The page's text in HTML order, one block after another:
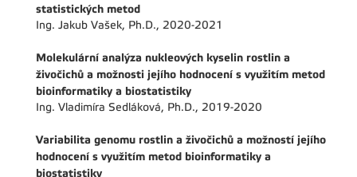
statistických metod
Ing. Jakub Vašek, Ph.D., 2020-2021
Molekulární analýza nukleových kyselin rostlin a
živočichů a možnosti jejího hodnocení s využitím metod
bioinformatiky a biostatistiky
Ing. Vladimíra Sedláková, Ph.D., 2019-2020
Variabilita genomu rostlin a živočichů a možností jejího
hodnocení s využitím metod bioinformatiky a
biostatistiky